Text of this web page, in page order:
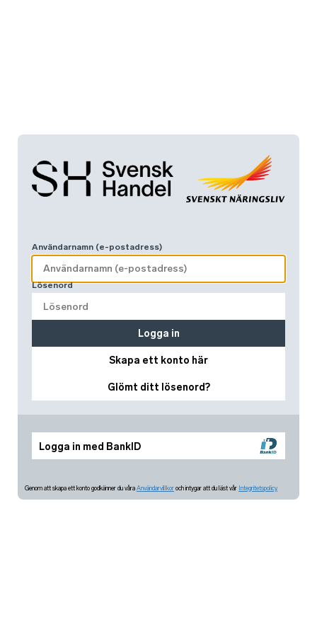
Logga in med BankID
Användarnamn (e-postadress)
Lösenord
Skapa ett konto här
Glömt ditt lösenord?
Logga in
Genom att skapa ett konto godkänner du våra Användarvillkor och intygar att du läst vår Integritetspolicy.